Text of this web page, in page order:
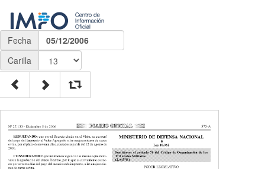
Fecha
05/12/2006
Carilla